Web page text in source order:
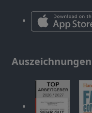
Auszeichnungen